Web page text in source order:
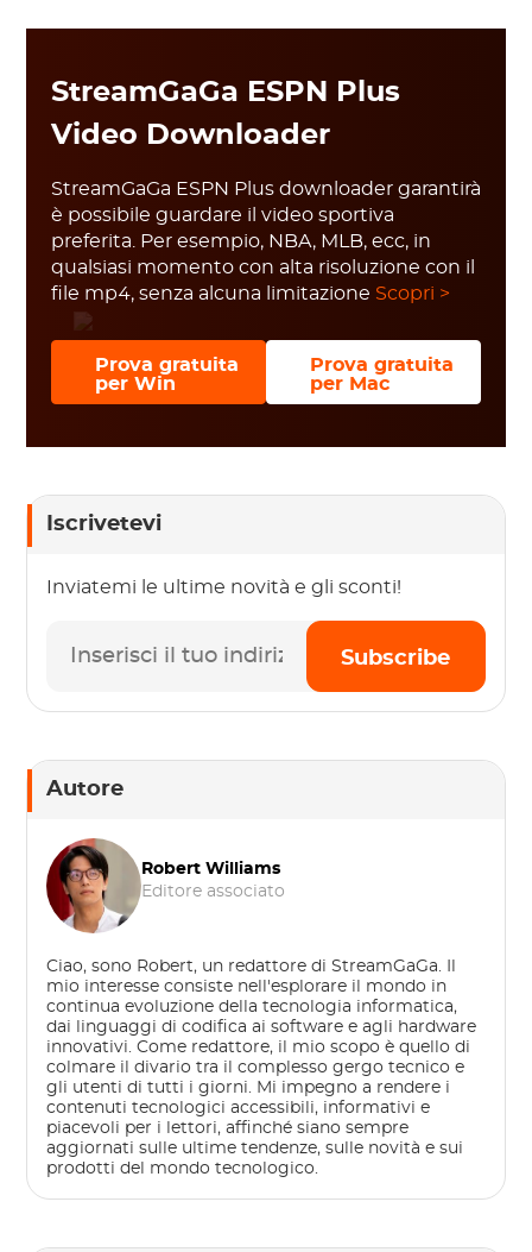
StreamGaGa ESPN Plus
Video Downloader
StreamGaGa ESPN Plus downloader garantirà
è possibile guardare il video sportiva
preferita. Per esempio, NBA, MLB, ecc, in
qualsiasi momento con alta risoluzione con il
file mp4, senza alcuna limitazione Scopri >
Prova gratuita
per Win
Prova gratuita
per Mac
Iscrivetevi
Inviatemi le ultime novità e gli sconti!
Subscribe
Autore
Robert Williams
Editore associato
Ciao, sono Robert, un redattore di StreamGaGa. Il
mio interesse consiste nell'esplorare il mondo in
continua evoluzione della tecnologia informatica,
dai linguaggi di codifica ai software e agli hardware
innovativi. Come redattore, il mio scopo è quello di
colmare il divario tra il complesso gergo tecnico e
gli utenti di tutti i giorni. Mi impegno a rendere i
contenuti tecnologici accessibili, informativi e
piacevoli per i lettori, affinché siano sempre
aggiornati sulle ultime tendenze, sulle novità e sui
prodotti del mondo tecnologico.